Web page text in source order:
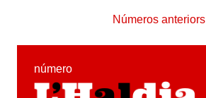
Números anteriors
número